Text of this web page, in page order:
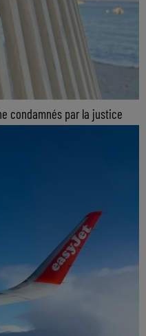
condamnés par la justice